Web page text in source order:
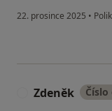
22. prosince 2025 •
Zdeněk